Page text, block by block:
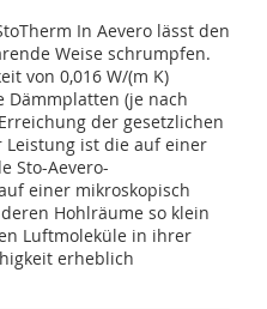
In Aevero lässt den
Weise schrumpfen.
von 0,016 W/(m K)
Dämmplatten (je nach
der gesetzlichen
Leistung ist die auf einer
Sto-Aevero-
einer mikros­kopisch
Hohlräume so klein
Luftmoleküle in ihrer
erheblich